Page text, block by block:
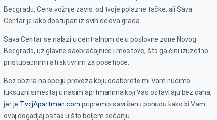
Beogradu. Cena vožnje zavisi od tvoje polazne tačke, ali Sava
Centar je lako dostupan iz svih delova grada.
Sava Centar se nalazi u centralnom delu poslovne zone Novog
Beograda, uz glavne saobraćajnice i mostove, što ga čini izuzetno
pristupačnim i atraktivnim za posetioce.
Bez obzira na opciju prevoza koju odaberete mi Vam nudimo
luksuzni smestaj u našim aprtmanima koji Vas ostavljaju bez daha,
jer je TvojApartman.com pripremio savršenu ponudu kako bi Vam
ovaj dogadjaj ostao u što boljem sećanju.